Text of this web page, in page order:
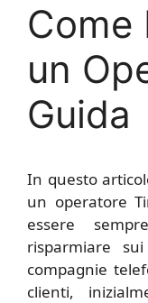
Come
un
Guida
In questo
un operatore
essere
risparmiare
compagnie
clienti,